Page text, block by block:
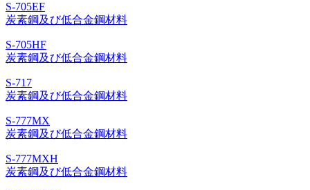
S-705EF
炭素鋼及び低合金鋼材料
S-705HF
炭素鋼及び低合金鋼材料
S-717
炭素鋼及び低合金鋼材料
S-777MX
炭素鋼及び低合金鋼材料
S-777MXH
炭素鋼及び低合金鋼材料